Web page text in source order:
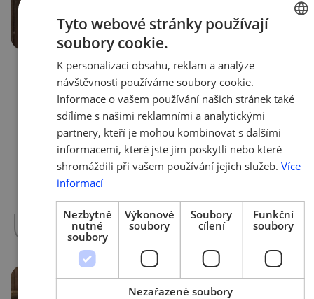
9. 4. 2020 | Tým AMSP ČR
ABB spolu s AMSP ČR přichází s
nabídkou bezplatného zapůjčení
robota
Pro mnohé české firmy, jež se aktuálně
zabývají výrobou ochranných pomůcek
více »
Tyto webové stránky používají
soubory cookie.
K personalizaci obsahu, reklam a analýze
návštěvnosti používáme soubory cookie.
Informace o vašem používání našich stránek také
sdílíme s našimi reklamními a analytickými
partnery, kteří je mohou kombinovat s dalšími
informacemi, které jste jim poskytli nebo které
shromáždili při vašem používání jejich služeb. Více
informací
Nezbytně
nutné
soubory
Výkonové
soubory
Soubory
cílení
Funkční
soubory
Nezařazené soubory